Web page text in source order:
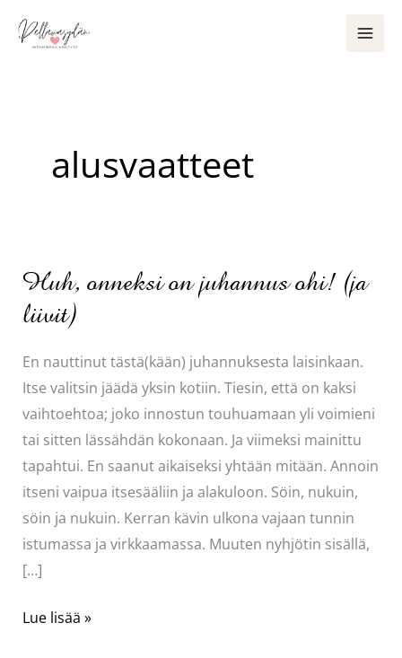
sisältöön
alusvaatteet
Huh, onneksi on juhannus ohi! (ja
liivit)
En nauttinut tästä(kään) juhannuksesta laisinkaan.
Itse valitsin jäädä yksin kotiin. Tiesin, että on kaksi
vaihtoehtoa; joko innostun touhuamaan yli voimieni
tai sitten lässähdän kokonaan. Ja viimeksi mainittu
tapahtui. En saanut aikaiseksi yhtään mitään. Annoin
itseni vaipua itsesääliin ja alakuloon. Söin, nukuin,
söin ja nukuin. Kerran kävin ulkona vajaan tunnin
istumassa ja virkkaamassa. Muuten nyhjötin sisällä,
[…]
Huh,
Lue lisää »